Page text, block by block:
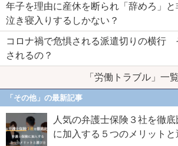
年子を理由に産休を断られ「辞めろ」
泣き寝入りするしかない？
コロナ禍で危惧される派遣切りの横行
されるの？
「労働トラブル」一覧
「その他」の最新記事
人気の弁護士保険３社を徹
に加入する５つのメリットと